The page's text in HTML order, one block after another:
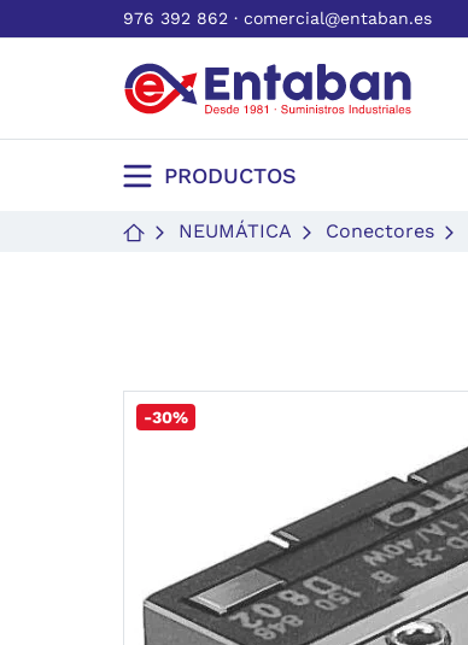
976 392 862 · comercial@entaban.es
PRODUCTOS
NEUMÁTICA Conectores
-30%